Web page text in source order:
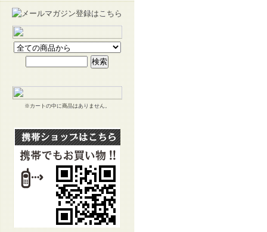
※カートの中に商品はありません。